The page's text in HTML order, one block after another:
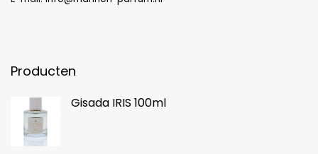
Producten
Gisada IRIS 100ml